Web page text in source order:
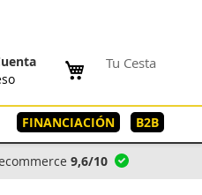
Tu Cesta
FINANCIACIÓN B2B
9,6/10